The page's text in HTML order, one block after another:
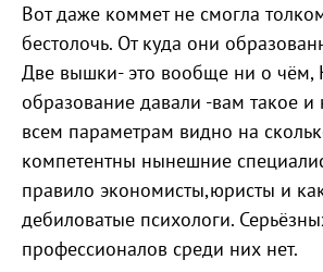
Вот даже коммет не смогла
бестолочь. От куда они
Две вышки- это вообще ни о чём,
образование давали -вам такое и
всем параметрам видно на
компетентны нынешние
правило экономисты,юристы и
дебиловатые психологи.
профессионалов среди них нет.